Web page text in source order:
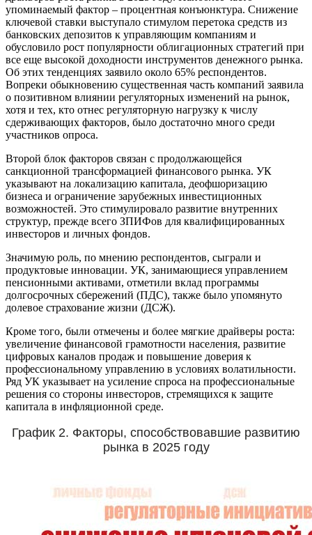
упоминаемый фактор – процентная конъюнктура. Снижение
ключевой ставки выступало стимулом перетока средств из
банковских депозитов к управляющим компаниям и
обусловило рост популярности облигационных стратегий при
все еще высокой доходности инструментов денежного рынка.
Об этих тенденциях заявило около 65% респондентов.
Вопреки обыкновению существенная часть компаний заявила
о позитивном влиянии регуляторных изменений на рынок,
хотя и тех, кто отнес регуляторную нагрузку к числу
сдерживающих факторов, было достаточно много среди
участников опроса.
Второй блок факторов связан с продолжающейся
санкционной трансформацией финансового рынка. УК
указывают на локализацию капитала, деофшоризацию
бизнеса и ограничение зарубежных инвестиционных
возможностей. Это стимулировало развитие внутренних
структур, прежде всего ЗПИФов для квалифицированных
инвесторов и личных фондов.
Значимую роль, по мнению респондентов, сыграли и
продуктовые инновации. УК, занимающиеся управлением
пенсионными активами, отметили вклад программы
долгосрочных сбережений (ПДС), также было упомянуто
долевое страхование жизни (ДСЖ).
Кроме того, были отмечены и более мягкие драйверы роста:
увеличение финансовой грамотности населения, развитие
цифровых каналов продаж и повышение доверия к
профессиональному управлению в условиях волатильности.
Ряд УК указывает на усиление спроса на профессиональные
решения со стороны инвесторов, стремящихся к защите
капитала в инфляционной среде.
График 2. Факторы, способствовавшие развитию
рынка в 2025 году